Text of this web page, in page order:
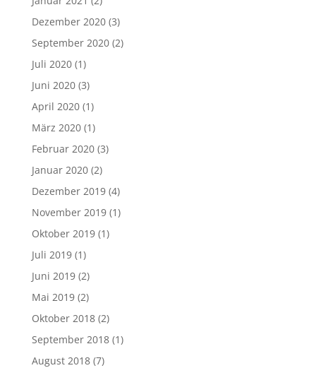
Dezember 2020(3)
September 2020(2)
Juli 2020(1)
Juni 2020(3)
April 2020(1)
März 2020(1)
Februar 2020(3)
Januar 2020(2)
Dezember 2019(4)
November 2019(1)
Oktober 2019(1)
Juli 2019(1)
Juni 2019(2)
Mai 2019(2)
Oktober 2018(2)
September 2018(1)
August 2018(7)